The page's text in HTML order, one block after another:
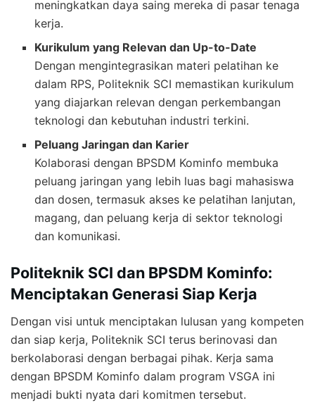
meningkatkan daya saing mereka di pasar tenaga
kerja.
Kurikulum yang Relevan dan Up-to-Date
Dengan mengintegrasikan materi pelatihan ke
dalam RPS, Politeknik SCI memastikan kurikulum
yang diajarkan relevan dengan perkembangan
teknologi dan kebutuhan industri terkini.
Peluang Jaringan dan Karier
Kolaborasi dengan BPSDM Kominfo membuka
peluang jaringan yang lebih luas bagi mahasiswa
dan dosen, termasuk akses ke pelatihan lanjutan,
magang, dan peluang kerja di sektor teknologi
dan komunikasi.
Politeknik SCI dan BPSDM Kominfo:
Menciptakan Generasi Siap Kerja
Dengan visi untuk menciptakan lulusan yang kompeten
dan siap kerja, Politeknik SCI terus berinovasi dan
berkolaborasi dengan berbagai pihak. Kerja sama
dengan BPSDM Kominfo dalam program VSGA ini
menjadi bukti nyata dari komitmen tersebut.